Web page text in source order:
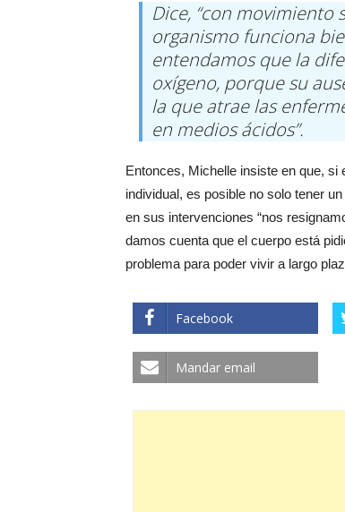
Dice, “con movimiento
organismo funciona
entendamos que la
oxígeno, porque su
la que atrae las
en medios ácidos”.
Entonces, Michelle insiste en que, si
individual, es posible no solo tener
en sus intervenciones “nos
damos cuenta que el cuerpo está
problema para poder vivir a largo
Facebook
Mandar email